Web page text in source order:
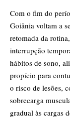
Com o fim do
Goiânia voltam a
retomada da
interrupção
hábitos de sono,
propício para
o risco de lesões,
sobrecarga
gradual às cargas